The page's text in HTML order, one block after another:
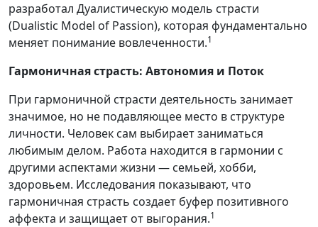
разработал Дуалистическую модель страсти
(Dualistic Model of Passion), которая фундаментально
меняет понимание вовлеченности.1
Гармоничная страсть: Автономия и Поток
При гармоничной страсти деятельность занимает
значимое, но не подавляющее место в структуре
личности. Человек сам выбирает заниматься
любимым делом. Работа находится в гармонии с
другими аспектами жизни — семьей, хобби,
здоровьем. Исследования показывают, что
гармоничная страсть создает буфер позитивного
аффекта и защищает от выгорания.1